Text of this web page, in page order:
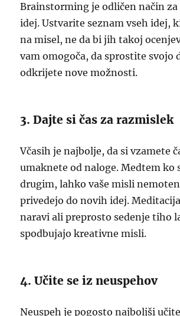
Brainstorming je odličen način
idej. Ustvarite seznam vseh idej,
na misel, ne da bi jih takoj
vam omogoča, da sprostite svojo
odkrijete nove možnosti.
3. Dajte si čas za razmislek
Včasih je najbolje, da si vzamete
umaknete od naloge. Medtem ko
drugim, lahko vaše misli
privedejo do novih idej.
naravi ali preprosto sedenje tiho
spodbujajo kreativne misli.
4. Učite se iz neuspehov
Neuspeh je pogosto najboljši